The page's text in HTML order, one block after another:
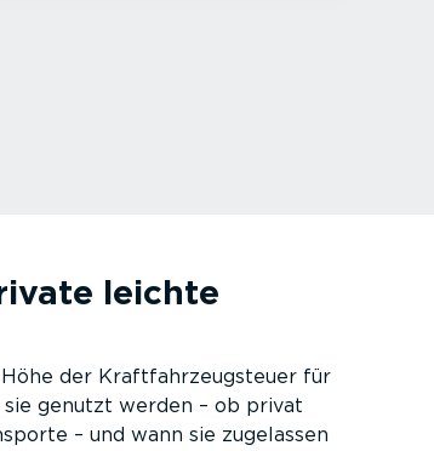
leichte
der Kraft­fahr­zeug­steuer für
genutzt werden – ob privat
– und wann sie zugelassen